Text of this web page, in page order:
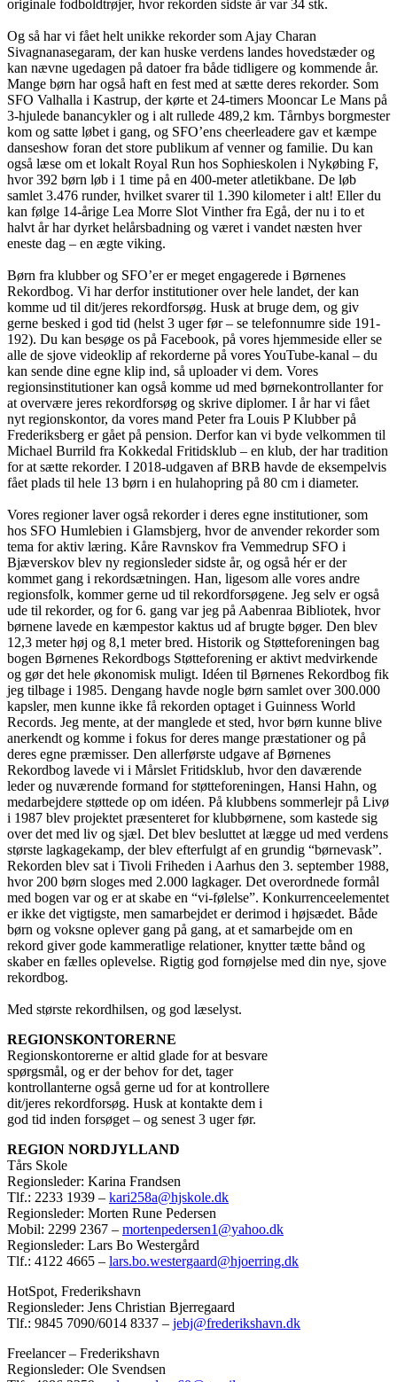
originale fodboldtrøjer, hvor rekorden sidste år var 34 stk.
Og så har vi fået helt unikke rekorder som Ajay Charan
Sivagnanasegaram, der kan huske verdens landes hovedstæder og
kan nævne ugedagen på datoer fra både tidligere og kommende år.
Mange børn har også haft en fest med at sætte deres rekorder. Som
SFO Valhalla i Kastrup, der kørte et 24-timers Mooncar Le Mans på
3-hjulede banancykler og i alt rullede 489,2 km. Tårnbys borgmester
kom og satte løbet i gang, og SFO’ens cheerleadere gav et kæmpe
danseshow foran det store publikum af venner og familie. Du kan
også læse om et lokalt Royal Run hos Sophieskolen i Nykøbing F,
hvor 392 børn løb i 1 time på en 400-meter atletikbane. De løb
samlet 3.476 runder, hvilket svarer til 1.390 kilometer i alt! Eller du
kan følge 14-årige Lea Morre Slot Vinther fra Egå, der nu i to et
halvt år har dyrket helårsbadning og været i vandet næsten hver
eneste dag – en ægte viking.
Børn fra klubber og SFO’er er meget engagerede i Børnenes
Rekordbog. Vi har derfor institutioner over hele landet, der kan
komme ud til dit/jeres rekordforsøg. Husk at bruge dem, og giv
gerne besked i god tid (helst 3 uger før – se telefonnumre side 191-
192). Du kan besøge os på Facebook, på vores hjemmeside eller se
alle de sjove videoklip af rekorderne på vores YouTube-kanal – du
kan sende dine egne klip ind, så uploader vi dem. Vores
regionsinstitutioner kan også komme ud med børnekontrollanter for
at overvære jeres rekordforsøg og skrive diplomer. I år har vi fået
nyt regionskontor, da vores mand Peter fra Louis P Klubber på
Frederiksberg er gået på pension. Derfor kan vi byde velkommen til
Michael Burrild fra Kokkedal Fritidsklub – en klub, der har tradition
for at sætte rekorder. I 2018-udgaven af BRB havde de eksempelvis
fået plads til hele 13 børn i en hulahopring på 80 cm i diameter.
Vores regioner laver også rekorder i deres egne institutioner, som
hos SFO Humlebien i Glamsbjerg, hvor de anvender rekorder som
tema for aktiv læring. Kåre Ravnskov fra Vemmedrup SFO i
Bjæverskov blev ny regionsleder sidste år, og også hér er der
kommet gang i rekordsætningen. Han, ligesom alle vores andre
regionsfolk, kommer gerne ud til rekordforsøgene. Jeg selv er også
ude til rekorder, og for 6. gang var jeg på Aabenraa Bibliotek, hvor
børnene lavede en kæmpestor kaktus ud af brugte bøger. Den blev
12,3 meter høj og 8,1 meter bred. Historik og Støtteforeningen bag
bogen Børnenes Rekordbogs Støtteforening er aktivt medvirkende
og gør det hele økonomisk muligt. Idéen til Børnenes Rekordbog fik
jeg tilbage i 1985. Dengang havde nogle børn samlet over 300.000
kapsler, men kunne ikke få rekorden optaget i Guinness World
Records. Jeg mente, at der manglede et sted, hvor børn kunne blive
anerkendt og komme i fokus for deres mange præstationer og på
deres egne præmisser. Den allerførste udgave af Børnenes
Rekordbog lavede vi i Mårslet Fritidsklub, hvor den daværende
leder og nuværende formand for støtteforeningen, Hansi Hahn, og
medarbejdere støttede op om idéen. På klubbens sommerlejr på Livø
i 1987 blev projektet præsenteret for klubbørnene, som kastede sig
over det med liv og sjæl. Det blev besluttet at lægge ud med verdens
største lagkagekamp, der blev efterfulgt af en grundig “børnevask”.
Rekorden blev sat i Tivoli Friheden i Aarhus den 3. september 1988,
hvor 200 børn sloges med 2.000 lagkager. Det overordnede formål
med bogen var og er at skabe en “vi-følelse”. Konkurrenceelementet
er ikke det vigtigste, men samarbejdet er derimod i højsædet. Både
børn og voksne oplever gang på gang, at et samarbejde om en
rekord giver gode kammeratlige relationer, knytter tætte bånd og
skaber en fælles oplevelse. Rigtig god fornøjelse med din nye, sjove
rekordbog.
Med største rekordhilsen, og god læselyst.
REGIONSKONTORERNE
Regionskontorerne er altid glade for at besvare
spørgsmål, og er der behov for det, tager
kontrollanterne også gerne ud for at kontrollere
dit/jeres rekordforsøg. Husk at kontakte dem i
god tid inden forsøget – og senest 3 uger før.
REGION NORDJYLLAND
Tårs Skole
Regionsleder: Karina Frandsen
Tlf.: 2233 1939 – kari258a@hjskole.dk
Regionsleder: Morten Rune Pedersen
Mobil: 2299 2367 – mortenpedersen1@yahoo.dk
Regionsleder: Lars Bo Westergård
Tlf.: 4122 4665 – lars.bo.westergaard@hjoerring.dk
HotSpot, Frederikshavn
Regionsleder: Jens Christian Bjerregaard
Tlf.: 9845 7090/6014 8337 – jebj@frederikshavn.dk
Freelancer – Frederikshavn
Regionsleder: Ole Svendsen